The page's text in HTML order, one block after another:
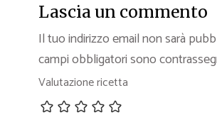
Lascia un commento
Il tuo indirizzo email non sarà
campi obbligatori sono
Valutazione ricetta